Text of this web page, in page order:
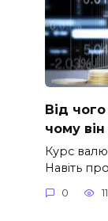
Від
чому
Курс
Навіть
0 11